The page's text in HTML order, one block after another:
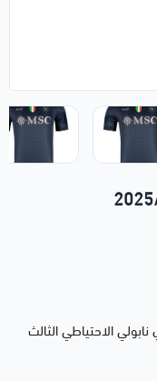
الاحتياطي الثالث